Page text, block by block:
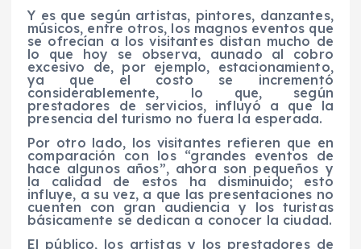
Y es que según artistas, pintores, danzantes,
músicos, entre otros, los magnos eventos que
se ofrecían a los visitantes distan mucho de
lo que hoy se observa, aunado al cobro
excesivo de, por ejemplo, estacionamiento,
ya que el costo se incrementó
considerablemente, lo que, según
prestadores de servicios, influyó a que la
presencia del turismo no fuera la esperada.
Por otro lado, los visitantes refieren que en
comparación con los “grandes eventos de
hace algunos años”, ahora son pequeños y
la calidad de estos ha disminuido; esto
influye, a su vez, a que las presentaciones no
cuenten con gran audiencia y los turistas
básicamente se dedican a conocer la ciudad.
El público, los artistas y los prestadores de